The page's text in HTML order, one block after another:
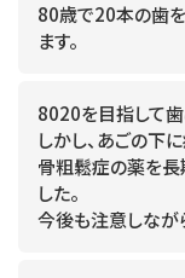
80歳で20本の歯を
ます。
8020を目指して歯
しかし、あごの下
骨粗鬆症の薬を長
した。
今後も注意しなが